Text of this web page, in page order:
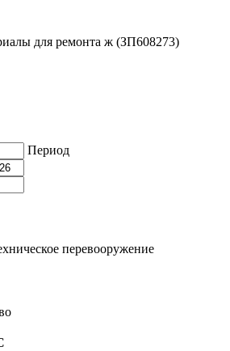
для ремонта ж (ЗП608273)
Период
перевооружение